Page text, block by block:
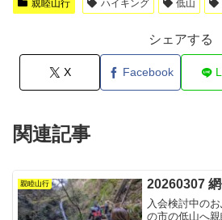
親睦山行 ハイキング 低山
シェアする
X Facebook
関連記事
親睦山行 20260307
入会検討中の
の市の低山へ親